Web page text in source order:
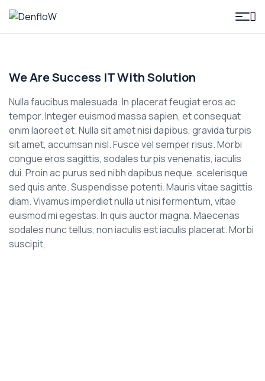
DenfloW
We Are Success IT With Solution
Nulla faucibus malesuada. In placerat feugiat eros ac
tempor. Integer euismod massa sapien, et consequat
enim laoreet et. Nulla sit amet nisi dapibus, gravida turpis
sit amet, accumsan nisl. Fusce vel semper risus. Morbi
congue eros sagittis, sodales turpis venenatis, iaculis
dui. Proin ac purus sed nibh dapibus neque. scelerisque
sed quis ante. Suspendisse potenti. Mauris vitae sagittis
diam. Vivamus imperdiet nulla ut nisi fermentum, vitae
euismod mi egestas. In quis auctor magna. Maecenas
sodales nunc tellus, non iaculis est iaculis placerat. Morbi
suscipit,